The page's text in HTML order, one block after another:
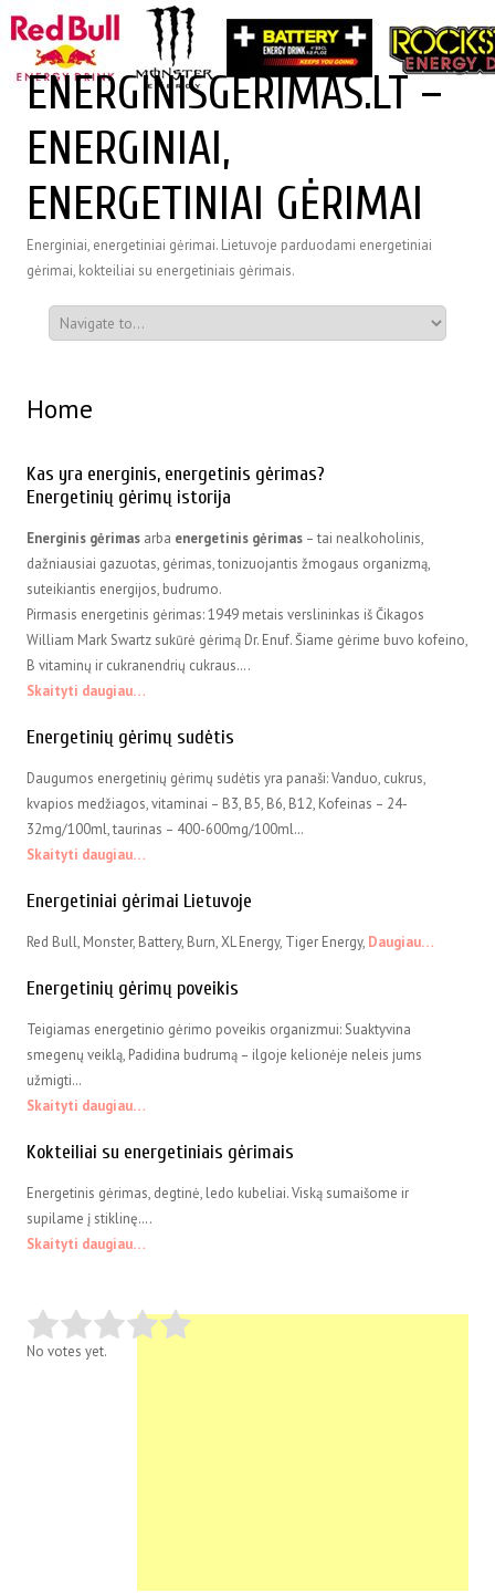
ENERGINISGERIMAS.LT –
ENERGINIAI,
ENERGETINIAI GĖRIMAI
Energiniai, energetiniai gėrimai. Lietuvoje parduodami energetiniai
gėrimai, kokteiliai su energetiniais gėrimais.
Home
Kas yra energinis, energetinis gėrimas?
Energetinių gėrimų istorija
Energinis gėrimas arba energetinis gėrimas – tai nealkoholinis,
dažniausiai gazuotas, gėrimas, tonizuojantis žmogaus organizmą,
suteikiantis energijos, budrumo.
Pirmasis energetinis gėrimas: 1949 metais verslininkas iš Čikagos
William Mark Swartz sukūrė gėrimą Dr. Enuf. Šiame gėrime buvo kofeino,
B vitaminų ir cukranendrių cukraus….
Skaityti daugiau…
Energetinių gėrimų sudėtis
Daugumos energetinių gėrimų sudėtis yra panaši: Vanduo, cukrus,
kvapios medžiagos, vitaminai – B3, B5, B6, B12, Kofeinas – 24-
32mg/100ml, taurinas – 400-600mg/100ml…
Skaityti daugiau…
Energetiniai gėrimai Lietuvoje
Red Bull, Monster, Battery, Burn, XL Energy, Tiger Energy, Daugiau…
Energetinių gėrimų poveikis
Teigiamas energetinio gėrimo poveikis organizmui: Suaktyvina
smegenų veiklą, Padidina budrumą – ilgoje kelionėje neleis jums
užmigti…
Skaityti daugiau…
Kokteiliai su energetiniais gėrimais
Energetinis gėrimas, degtinė, ledo kubeliai. Viską sumaišome ir
supilame į stiklinę….
Skaityti daugiau…
No votes yet.